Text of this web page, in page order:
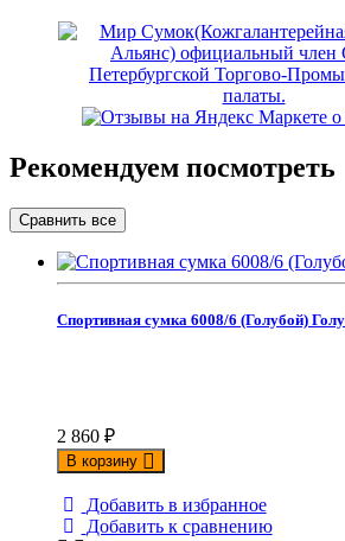
Рекомендуем посмотреть
Спортивная сумка 6008/6 (Голубой)
2 860 ₽
В корзину
Добавить в избранное
Добавить к сравнению